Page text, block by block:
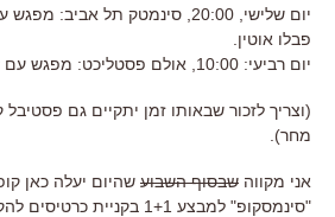
יום שלישי, 20:00, סינמטק תל
פבלו אוטין.
יום רביעי: 10:00, אולם פסטליכט: מפגש עם ז'אן לוק גודאר
(וצריך לזכור שבאותו זמן יתקיים גם
מחר).
אני מקווה שבסוף השבוע שהיום יעלה כאן
"סינמסקופ" למבצע 1+1